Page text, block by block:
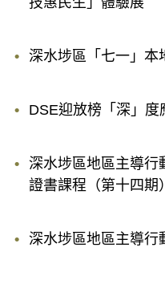
深水埗區「七一」本
DSE迎放榜「深」度
深水埗區地區主導行
證書課程（第十四期）
深水埗區地區主導行